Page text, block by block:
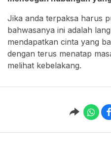
Jika anda terpaksa harus
bahwasanya ini adalah
mendapatkan cinta yang
dengan terus menatap
melihat kebelakang.